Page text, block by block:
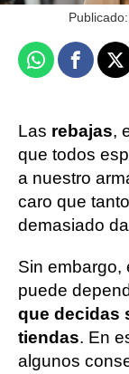
Publicado:
Whatsapp X
Las rebajas,
que todos
a nuestro
caro que
demasiado
Sin embargo,
puede
que decidas
tiendas. En
algunos